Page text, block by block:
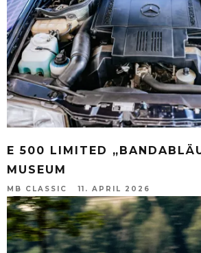
E 500 LIMITED
MUSEUM
MB CLASSIC 11. APRIL 2026